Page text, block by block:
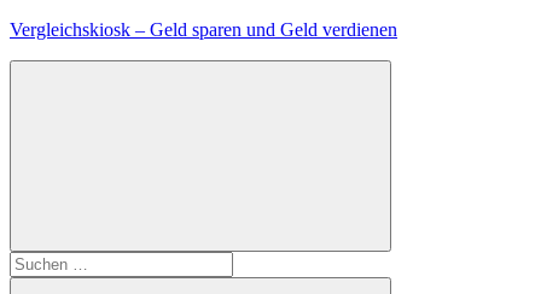
Zum
Vergleichskiosk – Geld sparen und Geld verdienen
Suchen
nach: